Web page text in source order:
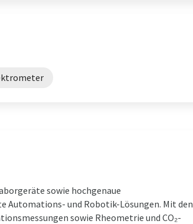
sowie hochgenaue
Automations- und Robotik-Lösungen. Mit den
sowie Rheometrie und CO₂-